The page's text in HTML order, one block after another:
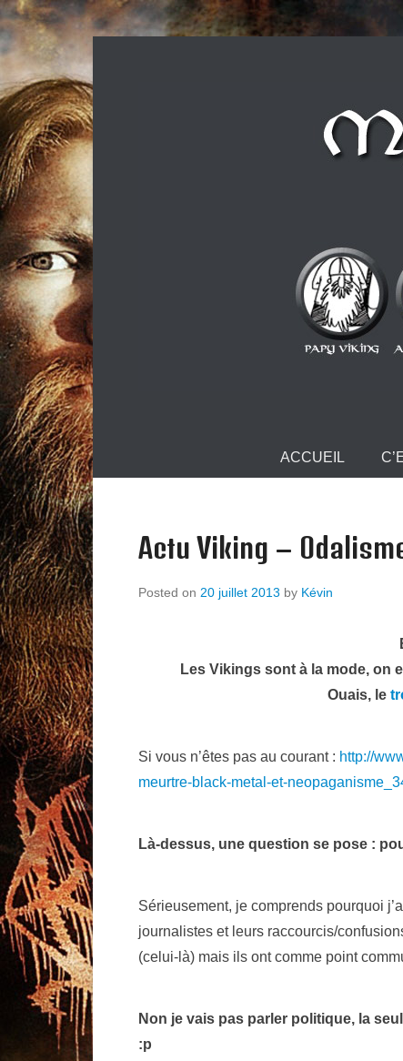
Musique métal et culture scandinave, le tout
ACCUEIL
Actu Viking –
Posted on 20 juillet 2013 by Kévin
Les Vikings sont à la mode, on
Ouais, le
Si vous n’êtes pas au courant : http://
meurtre-black-metal-et-
Là-dessus, une question se pose :
Sérieusement, je comprends pourquoi
journalistes et leurs raccourcis/
(celui-là) mais ils ont comme point
Non je vais pas parler politique, la
:p